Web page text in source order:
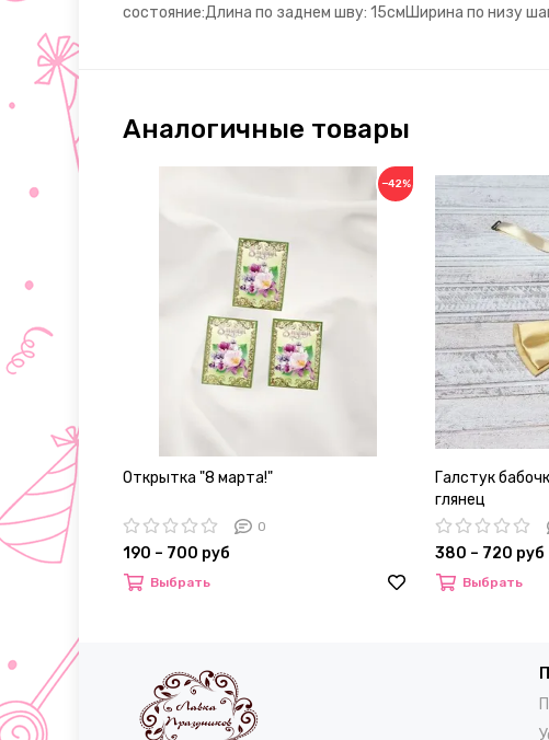
состояние:Длина по заднем шву: 15смШирина по низу
Аналогичные товары
−42%
Открытка "8 марта!"
0
190 – 700 руб
Выбрать
Галстук
глянец
380 – 720 руб
Выбрать